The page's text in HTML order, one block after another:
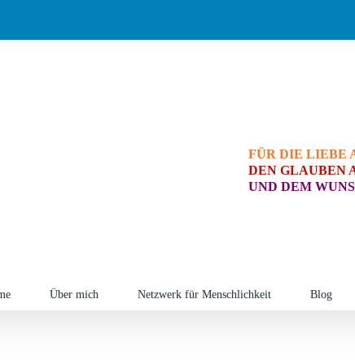
FÜR DIE LIEBE
DEN GLAUBEN
UND DEM
Über mich Netzwerk für Menschlichkeit Blog